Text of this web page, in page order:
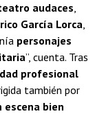
audaces,
García Lorca,
personajes
”, cuenta. Tras
profesional
también por
escena bien